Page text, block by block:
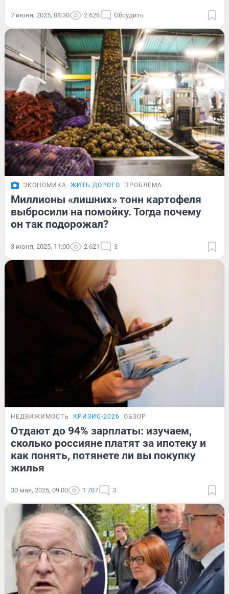
7 июня, 2025, 08:30 2 626 Обсудить
ЭКОНОМИКА ЖИТЬ ДОРОГО ПРОБЛЕМА
Миллионы «лишних» тонн картофеля
выбросили на помойку. Тогда почему
он так подорожал?
3 июня, 2025, 11:00 2 621 3
НЕДВИЖИМОСТЬ КРИЗИС-2026 ОБЗОР
Отдают до 94% зарплаты: изучаем,
сколько россияне платят за ипотеку и
как понять, потянете ли вы покупку
жилья
30 мая, 2025, 09:00 1 787 3